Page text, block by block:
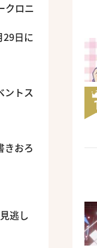
クロニ
29日に
ントス
きおろ
逃し